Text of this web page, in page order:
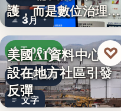
3月
護，而是數位治理的
升…
今天 06:40
社會反彈
文字
美國AI資料中心建
設在地方社區引發
反彈
♡